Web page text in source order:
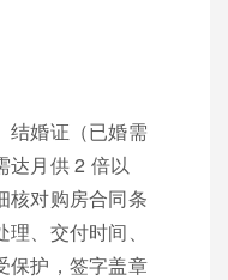
结婚证（已婚需
达月供 2 倍以
核对购房合同条
、交付时间、
保护，签字盖章